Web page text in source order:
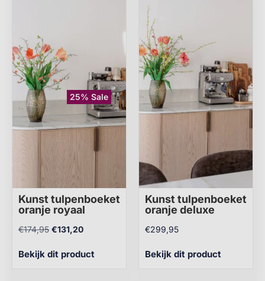
Kunst tulpenboeket
oranje royaal
€174,95 €131,20
25% Sale
Bekijk dit product
Kunst tulpenboeket
oranje deluxe
€299,95
Bekijk dit product